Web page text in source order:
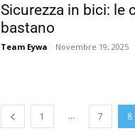
Sicurezza in bici: le
bastano
Team Eywa - Novembre 19, 2025
1 ... 7 8